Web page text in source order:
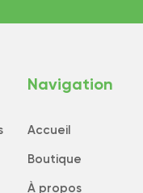
Navigation
Accueil
Boutique
À propos